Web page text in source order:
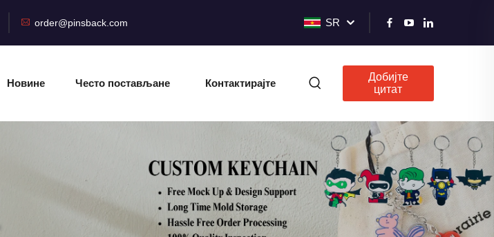
order@pinsback.com SR
Новине Често постављане
питања
Контактирајте
нас
Добијте
цитат